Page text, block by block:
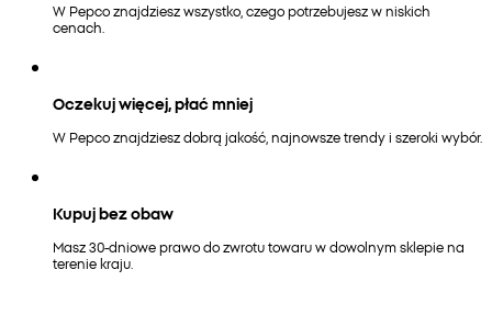
W Pepco znajdziesz wszystko, czego potrzebujesz w niskich
cenach.
Oczekuj więcej, płać mniej
W Pepco znajdziesz dobrą jakość, najnowsze trendy i szeroki wybór.
Kupuj bez obaw
Masz 30-dniowe prawo do zwrotu towaru w dowolnym sklepie na
terenie kraju.